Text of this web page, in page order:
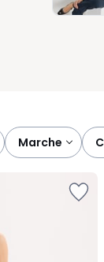
marche